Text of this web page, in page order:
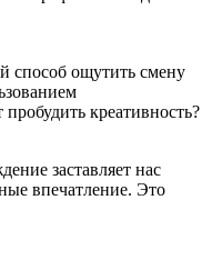
способ ощутить смену
креативность?
заставляет нас
впечатление. Это